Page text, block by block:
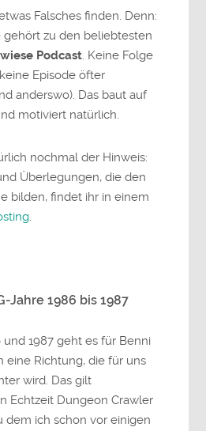
Falsches finden. Denn:
gehört zu den beliebtesten
Podcast . Keine Folge
Episode öfter
anderswo). Das baut auf
motiviert natürlich.
nochmal der Hinweis:
Überlegungen, die den
bilden, findet ihr in einem
.
Jahre 1986 bis 1987
und 1987 geht es für Benni
eine Richtung, die für uns
wird. Das gilt
Echtzeit Dungeon Crawler
dem ich schon vor einigen